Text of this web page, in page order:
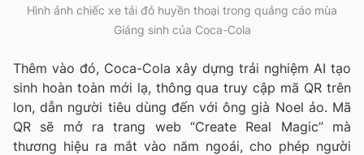
Hình ảnh chiếc xe tải đỏ huyền thoại trong quảng cáo mùa
Giáng sinh của Coca-Cola
Thêm vào đó, Coca-Cola xây dựng trải nghiệm AI tạo
sinh hoàn toàn mới lạ, thông qua truy cập mã QR trên
lon, dẫn người tiêu dùng đến với ông già Noel ảo. Mã
QR sẽ mở ra trang web “Create Real Magic” mà
thương hiệu ra mắt vào năm ngoái, cho phép người